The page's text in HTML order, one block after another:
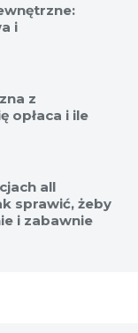
i
z
opłaca i ile
all
sprawić, żeby
i zabawnie